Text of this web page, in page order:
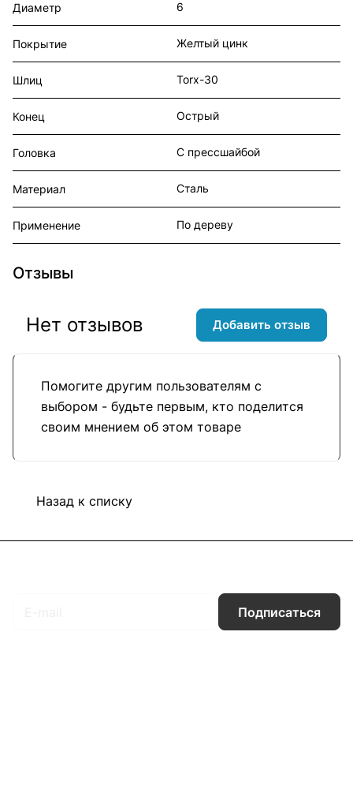
Диаметр 6
Покрытие Желтый цинк
Шлиц Torx-30
Конец Острый
Головка С прессшайбой
Материал Сталь
Применение По дереву
Отзывы
Помогите другим пользователям с
выбором - будьте первым, кто поделится
своим мнением об этом товаре
Нет отзывов Добавить отзыв
Назад к списку
Подписаться